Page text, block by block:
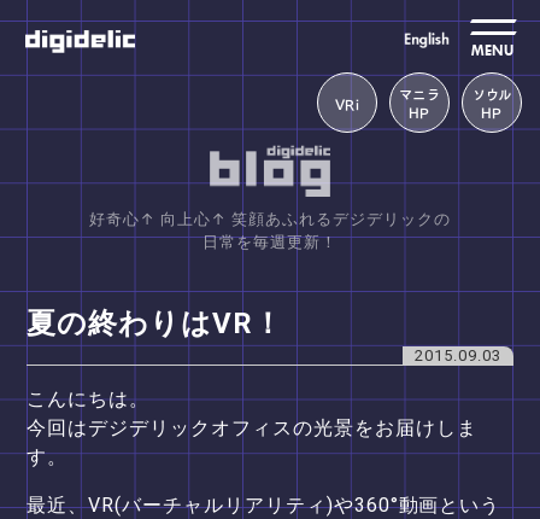
VRi
マニラ
HP
ソウル
HP
MENU
好奇心↑ 向上心↑ 笑顔あふれるデジデリックの
日常を毎週更新！
夏の終わりはVR！
2015.09.03
こんにちは。
今回はデジデリックオフィスの光景をお届けしま
す。
最近、VR(バーチャルリアリティ)や360°動画という